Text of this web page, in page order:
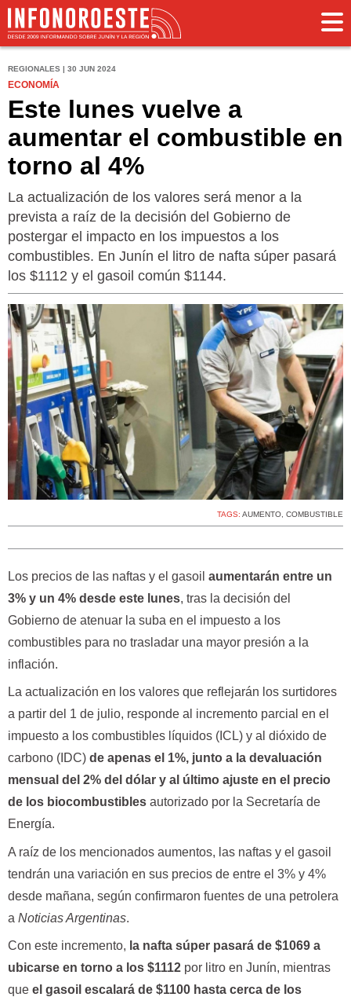
REGIONALES | 30 JUN 2024
ECONOMÍA
Este lunes vuelve a
aumentar el combustible en
torno al 4%
La actualización de los valores será menor a la
prevista a raíz de la decisión del Gobierno de
postergar el impacto en los impuestos a los
combustibles. En Junín el litro de nafta súper pasará
los $1112 y el gasoil común $1144.
TAGS: AUMENTO, COMBUSTIBLE
Los precios de las naftas y el gasoil aumentarán entre un
3% y un 4% desde este lunes, tras la decisión del
Gobierno de atenuar la suba en el impuesto a los
combustibles para no trasladar una mayor presión a la
inflación.
La actualización en los valores que reflejarán los surtidores
a partir del 1 de julio, responde al incremento parcial en el
impuesto a los combustibles líquidos (ICL) y al dióxido de
carbono (IDC) de apenas el 1%, junto a la devaluación
mensual del 2% del dólar y al último ajuste en el precio
de los biocombustibles autorizado por la Secretaría de
Energía.
A raíz de los mencionados aumentos, las naftas y el gasoil
tendrán una variación en sus precios de entre el 3% y 4%
desde mañana, según confirmaron fuentes de una petrolera
a Noticias Argentinas.
Con este incremento, la nafta súper pasará de $1069 a
ubicarse en torno a los $1112 por litro en Junín, mientras
que el gasoil escalará de $1100 hasta cerca de los